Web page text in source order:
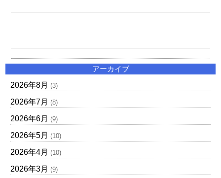
アーカイブ
2026年8月 (3)
2026年7月 (8)
2026年6月 (9)
2026年5月 (10)
2026年4月 (10)
2026年3月 (9)